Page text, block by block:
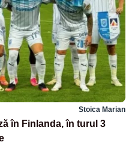
Stoica Marian
în Finlanda, în turul 3